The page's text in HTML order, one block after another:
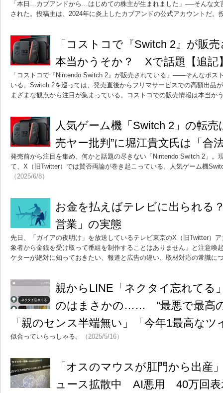
「本日…カブアンドから…はじめての株主が生まれました」──そんな文
された。投稿主は、2024年に炎上したカブアンドの公式アカウントだ
「コストコで『Switch 2』が販
本当かうそか？ Xで話題【追記
「コストコで『Nintendo Switch 2』が販売されている」――そんなポス
いる。Switch 2を巡っては、発売直後からフリマサービスでの高額出品
まざまな観点から注目が集まっている。コストコでの販売情報は本当か
人気ゲーム機「Switch 2」の転
売ヤー批判”に堀江貴文氏は「合
発売前から注目を集め、何かと話題の尽きない「Nintendo Switch 2」。
て、X（旧Twitter）では賛否両論が巻き起こっている。人気ゲーム機
（2025/6/8）
お金を払えばテレビに出られる
営業」の実態
先日、「ガイアの夜明け」を放送しているテレビ東京のX（旧Twitter）
象者から金銭を受け取って番組を制作することはありません」と注意喚
ケターが絶対に知っておきたい、報道と広告の違い、取材対応の常識に
親からLINE「ネクタイ忘れてる
のはまさかの…… “最悪で最高の
「親のセンス半端無い」「今年1最高なツ
似合っていらっしゃる。 （2025/5/16）
「オスのマウスが肛門から出産
ュース拡散中 AI悪用 40万回表